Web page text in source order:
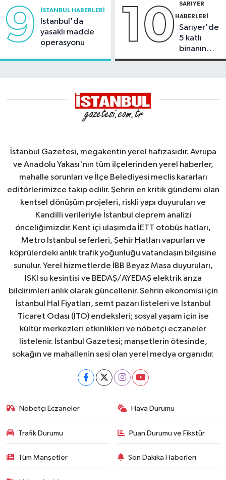
9 İSTANBUL HABERLERI
İstanbul'da
yasaklı madde
operasyonu
10 SARIYER
HABERLERI
Sarıyer'de
5 katlı
binanın
çatısında
İstanbul Gazetesi, megakentin yerel hafızasıdır. Avrupa
ve Anadolu Yakası'nın tüm ilçelerinden yerel haberler,
mahalle sorunları ve İlçe Belediyesi meclis kararları
editörlerimizce takip edilir. Şehrin en kritik gündemi olan
kentsel dönüşüm projeleri, riskli yapı duyuruları ve
Kandilli verileriyle İstanbul deprem analizi
önceliğimizdir. Kent içi ulaşımda İETT otobüs hatları,
Metro İstanbul seferleri, Şehir Hatları vapurları ve
köprülerdeki anlık trafik yoğunluğu vatandaşın bilgisine
sunulur. Yerel hizmetlerde İBB Beyaz Masa duyuruları,
İSKİ su kesintisi ve BEDAŞ/AYEDAŞ elektrik arıza
bildirimleri anlık olarak güncellenir. Şehrin ekonomisi için
İstanbul Hal Fiyatları, semt pazarı listeleri ve İstanbul
Ticaret Odası (İTO) endeksleri; sosyal yaşam için ise
kültür merkezleri etkinlikleri ve nöbetçi eczaneler
listelenir. İstanbul Gazetesi; manşetlerin ötesinde,
sokağın ve mahallenin sesi olan yerel medya organıdır.
Nöbetçi Eczaneler Hava Durumu
Trafik Durumu Puan Durumu ve Fikstür
Tüm Manşetler Son Dakika Haberleri